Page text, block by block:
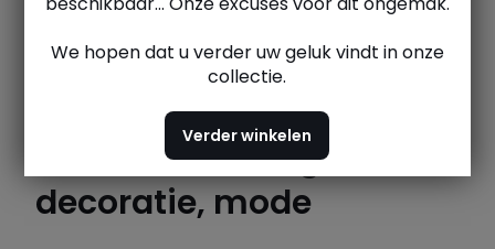
Meubels, linnengoed,
decoratie, mode
We hopen dat u verder uw geluk vindt in onze
collectie.
Verder winkelen